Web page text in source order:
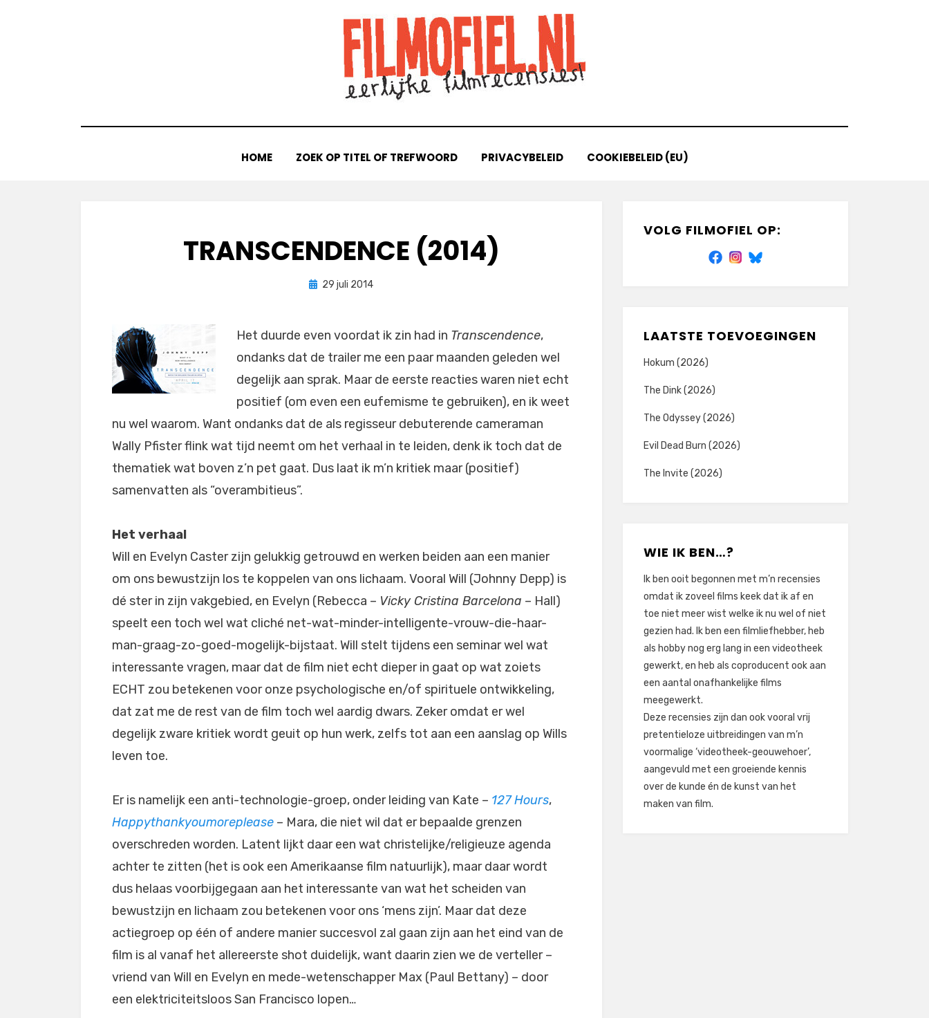
HOME ZOEK OP TITEL OF TREFWOORD PRIVACYBELEID COOKIEBELEID (EU)
TRANSCENDENCE (2014)
door Filmofiel.nl
Geplaatst
29 juli 2014
Het duurde even voordat ik zin had in Transcendence,
ondanks dat de trailer me een paar maanden geleden wel
degelijk aan sprak. Maar de eerste reacties waren niet echt
positief (om even een eufemisme te gebruiken), en ik weet
nu wel waarom. Want ondanks dat de als regisseur debuterende cameraman
Wally Pfister flink wat tijd neemt om het verhaal in te leiden, denk ik toch dat de
thematiek wat boven z’n pet gaat. Dus laat ik m’n kritiek maar (positief)
samenvatten als “overambitieus”.
Het verhaal
Will en Evelyn Caster zijn gelukkig getrouwd en werken beiden aan een manier
om ons bewustzijn los te koppelen van ons lichaam. Vooral Will (Johnny Depp) is
dé ster in zijn vakgebied, en Evelyn (Rebecca – Vicky Cristina Barcelona – Hall)
speelt een toch wel wat cliché net-wat-minder-intelligente-vrouw-die-haar-
man-graag-zo-goed-mogelijk-bijstaat. Will stelt tijdens een seminar wel wat
interessante vragen, maar dat de film niet echt dieper in gaat op wat zoiets
ECHT zou betekenen voor onze psychologische en/of spirituele ontwikkeling,
dat zat me de rest van de film toch wel aardig dwars. Zeker omdat er wel
degelijk zware kritiek wordt geuit op hun werk, zelfs tot aan een aanslag op Wills
leven toe.
Er is namelijk een anti-technologie-groep, onder leiding van Kate – 127 Hours,
Happythankyoumoreplease – Mara, die niet wil dat er bepaalde grenzen
overschreden worden. Latent lijkt daar een wat christelijke/religieuze agenda
achter te zitten (het is ook een Amerikaanse film natuurlijk), maar daar wordt
dus helaas voorbijgegaan aan het interessante van wat het scheiden van
bewustzijn en lichaam zou betekenen voor ons ‘mens zijn’. Maar dat deze
actiegroep op één of andere manier succesvol zal gaan zijn aan het eind van de
film is al vanaf het allereerste shot duidelijk, want daarin zien we de verteller –
vriend van Will en Evelyn en mede-wetenschapper Max (Paul Bettany) – door
een elektriciteitsloos San Francisco lopen…
VOLG FILMOFIEL OP:
LAATSTE TOEVOEGINGEN
Hokum (2026)
The Dink (2026)
The Odyssey (2026)
Evil Dead Burn (2026)
The Invite (2026)
WIE IK BEN…?
Ik ben ooit begonnen met m’n recensies
omdat ik zoveel films keek dat ik af en
toe niet meer wist welke ik nu wel of niet
gezien had. Ik ben een filmliefhebber, heb
als hobby nog erg lang in een videotheek
gewerkt, en heb als coproducent ook aan
een aantal onafhankelijke films
meegewerkt.
Deze recensies zijn dan ook vooral vrij
pretentieloze uitbreidingen van m’n
voormalige ‘videotheek-geouwehoer’,
aangevuld met een groeiende kennis
over de kunde én de kunst van het
maken van film.